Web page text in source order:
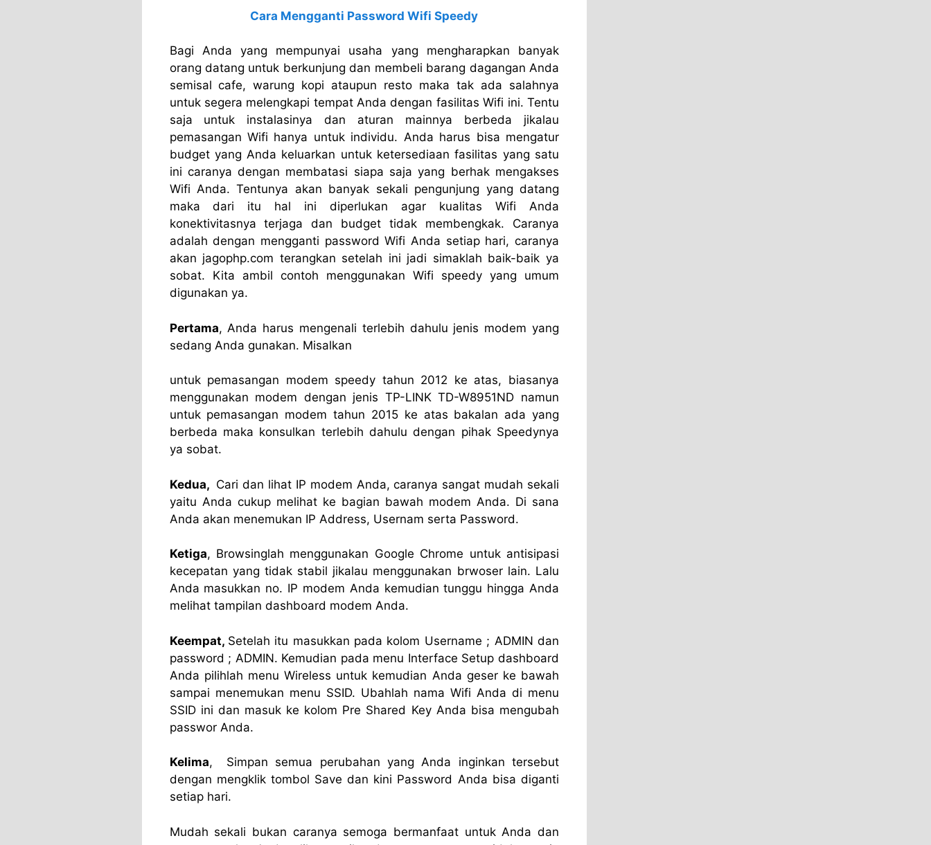
Cara Mengganti Password Wifi Speedy
Bagi Anda yang mempunyai usaha yang mengharapkan banyak
orang datang untuk berkunjung dan membeli barang dagangan Anda
semisal cafe, warung kopi ataupun resto maka tak ada salahnya
untuk segera melengkapi tempat Anda dengan fasilitas Wifi ini. Tentu
saja untuk instalasinya dan aturan mainnya berbeda jikalau
pemasangan Wifi hanya untuk individu. Anda harus bisa mengatur
budget yang Anda keluarkan untuk ketersediaan fasilitas yang satu
ini caranya dengan membatasi siapa saja yang berhak mengakses
Wifi Anda. Tentunya akan banyak sekali pengunjung yang datang
maka dari itu hal ini diperlukan agar kualitas Wifi Anda
konektivitasnya terjaga dan budget tidak membengkak. Caranya
adalah dengan mengganti password Wifi Anda setiap hari, caranya
akan jagophp.com terangkan setelah ini jadi simaklah baik-baik ya
sobat. Kita ambil contoh menggunakan Wifi speedy yang umum
digunakan ya.
Pertama, Anda harus mengenali terlebih dahulu jenis modem yang
sedang Anda gunakan. Misalkan
untuk pemasangan modem speedy tahun 2012 ke atas, biasanya
menggunakan modem dengan jenis TP-LINK TD-W8951ND namun
untuk pemasangan modem tahun 2015 ke atas bakalan ada yang
berbeda maka konsulkan terlebih dahulu dengan pihak Speedynya
ya sobat.
Kedua, Cari dan lihat IP modem Anda, caranya sangat mudah sekali
yaitu Anda cukup melihat ke bagian bawah modem Anda. Di sana
Anda akan menemukan IP Address, Usernam serta Password.
Ketiga, Browsinglah menggunakan Google Chrome untuk antisipasi
kecepatan yang tidak stabil jikalau menggunakan brwoser lain. Lalu
Anda masukkan no. IP modem Anda kemudian tunggu hingga Anda
melihat tampilan dashboard modem Anda.
Keempat, Setelah itu masukkan pada kolom Username ; ADMIN dan
password ; ADMIN. Kemudian pada menu Interface Setup dashboard
Anda pilihlah menu Wireless untuk kemudian Anda geser ke bawah
sampai menemukan menu SSID. Ubahlah nama Wifi Anda di menu
SSID ini dan masuk ke kolom Pre Shared Key Anda bisa mengubah
passwor Anda.
Kelima, Simpan semua perubahan yang Anda inginkan tersebut
dengan mengklik tombol Save dan kini Password Anda bisa diganti
setiap hari.
Mudah sekali bukan caranya semoga bermanfaat untuk Anda dan